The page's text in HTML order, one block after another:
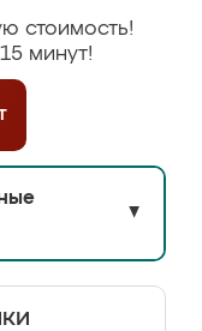
стоимость!
минут!
▼